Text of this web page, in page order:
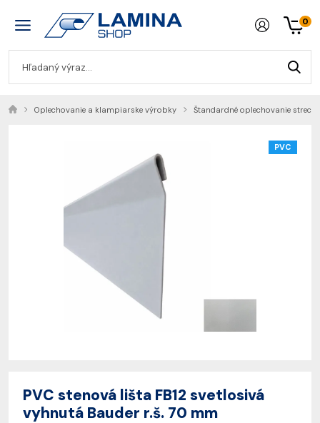
0
Oplechovanie a klampiarske výrobky Štandardné oplechovanie strechy
PVC
PVC stenová lišta FB12 svetlosivá
vyhnutá Bauder r.š. 70 mm